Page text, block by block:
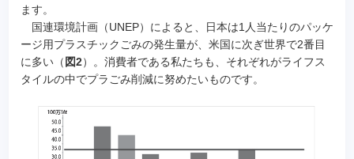
ます。
国連環境計画（UNEP）によると、日本は1人当たりのパッケ
ージ用プラスチックごみの発生量が、米国に次ぎ世界で2番目
に多い（ 図2）。消費者である私たちも、それぞれがライフス
タイルの中でプラごみ削減に努めたいものです。